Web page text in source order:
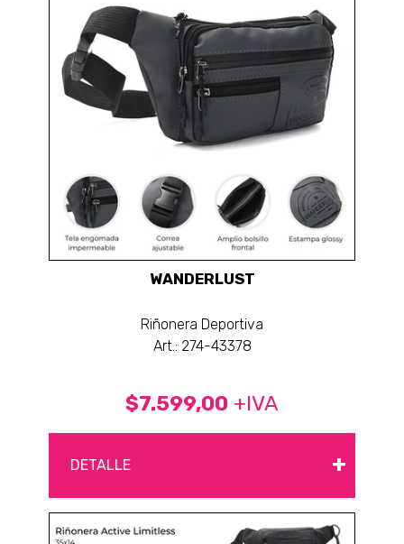
WANDERLUST
Riñonera Deportiva
Art.: 274-43378
$7.599,00 +IVA
DETALLE +